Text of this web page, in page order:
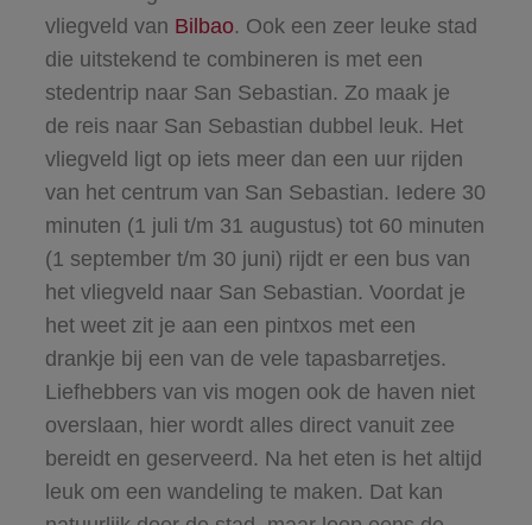
vliegveld van Bilbao. Ook een zeer leuke stad
die uitstekend te combineren is met een
stedentrip naar San Sebastian. Zo maak je
de reis naar San Sebastian dubbel leuk. Het
vliegveld ligt op iets meer dan een uur rijden
van het centrum van San Sebastian. Iedere 30
minuten (1 juli t/m 31 augustus) tot 60 minuten
(1 september t/m 30 juni) rijdt er een bus van
het vliegveld naar San Sebastian. Voordat je
het weet zit je aan een pintxos met een
drankje bij een van de vele tapasbarretjes.
Liefhebbers van vis mogen ook de haven niet
overslaan, hier wordt alles direct vanuit zee
bereidt en geserveerd. Na het eten is het altijd
leuk om een wandeling te maken. Dat kan